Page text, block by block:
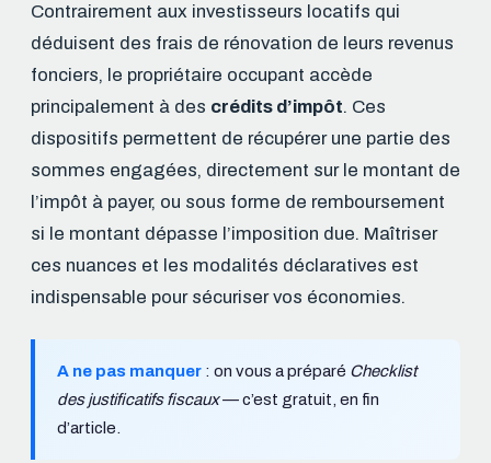
Contrairement aux investisseurs locatifs qui
déduisent des frais de rénovation de leurs revenus
fonciers, le propriétaire occupant accède
principalement à des crédits d’impôt. Ces
dispositifs permettent de récupérer une partie des
sommes engagées, directement sur le montant de
l’impôt à payer, ou sous forme de remboursement
si le montant dépasse l’imposition due. Maîtriser
ces nuances et les modalités déclaratives est
indispensable pour sécuriser vos économies.
A ne pas manquer : on vous a préparé Checklist
des justificatifs fiscaux— c’est gratuit, en fin
d’article.